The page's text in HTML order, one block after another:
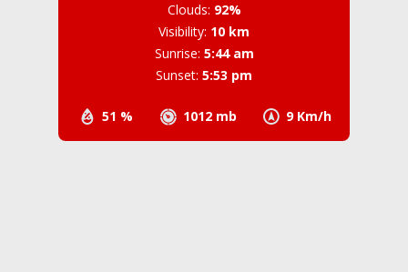
51 % 1012 mb 9 Km/h
Clouds: 92%
Visibility: 10 km
Sunrise: 5:44 am
Sunset: 5:53 pm